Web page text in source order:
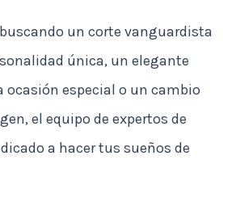
buscando un corte vanguardista
única, un elegante
ocasión especial o un cambio
el equipo de expertos de
a hacer tus sueños de